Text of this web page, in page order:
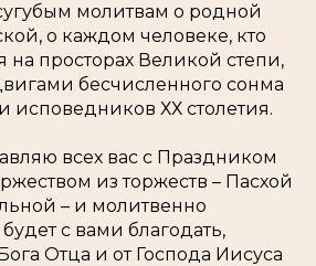
молитвам о родной
о каждом человеке, кто
на просторах Великой степи,
бесчисленного сонма
исповедников ХХ столетия.
всех вас с Праздником
из торжеств – Пасхой
– и молитвенно
с вами благодать,
Отца и от Господа Иисуса